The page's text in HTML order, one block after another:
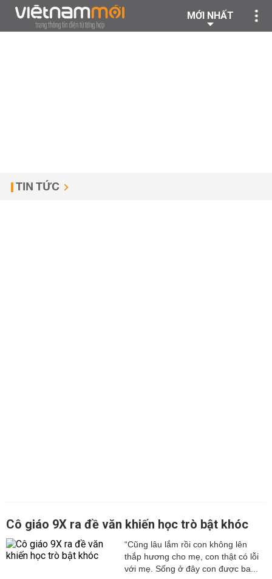
MỚI NHẤT
TIN TỨC
Cô giáo 9X ra đề văn khiến học trò bật khóc
“Cũng lâu lắm rồi con không lên
thắp hương cho mẹ, con thật có lỗi
với mẹ. Sống ở đây con được ba...